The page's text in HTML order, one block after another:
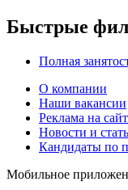
Быстрые
Полная
О компании
Наши вакансии
Реклама на
Новости и
Кандидаты по
Мобильное